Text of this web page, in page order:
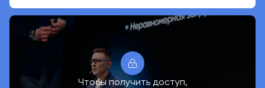
Чтобы получить доступ,